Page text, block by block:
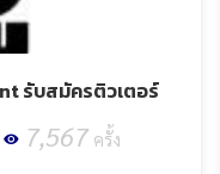
รับสมัครติวเตอร์
7,567 ครั้ง